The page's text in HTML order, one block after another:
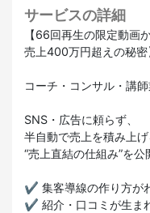
サービスの詳細
【66回再生の限定動画
売上400万円超えの秘密
コーチ・コンサル・講
SNS・広告に頼らず、
半自動で売上を積み上げ
“売上直結の仕組み”を公
✔ 集客導線の作り方が
✔ 紹介・口コミが生ま